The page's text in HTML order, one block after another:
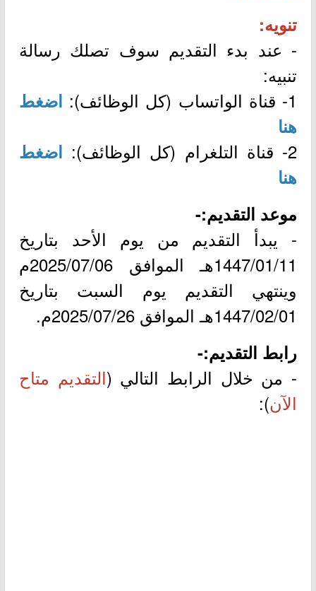
تنويه:
- عند بدء التقديم سوف تصلك رسالة
تنبيه:
1- قناة الواتساب (كل الوظائف):
اضغط
هنا
2- قناة التلغرام (كل الوظائف):
اضغط
هنا
موعد التقديم:-
- يبدأ التقديم من يوم الأحد بتاريخ
1447/01/11هـ الموافق 2025/07/06م
وينتهي التقديم يوم السبت بتاريخ
1447/02/01هـ الموافق 2025/07/26م.
رابط التقديم:-
- من خلال الرابط التالي (التقديم متاح
الآن):